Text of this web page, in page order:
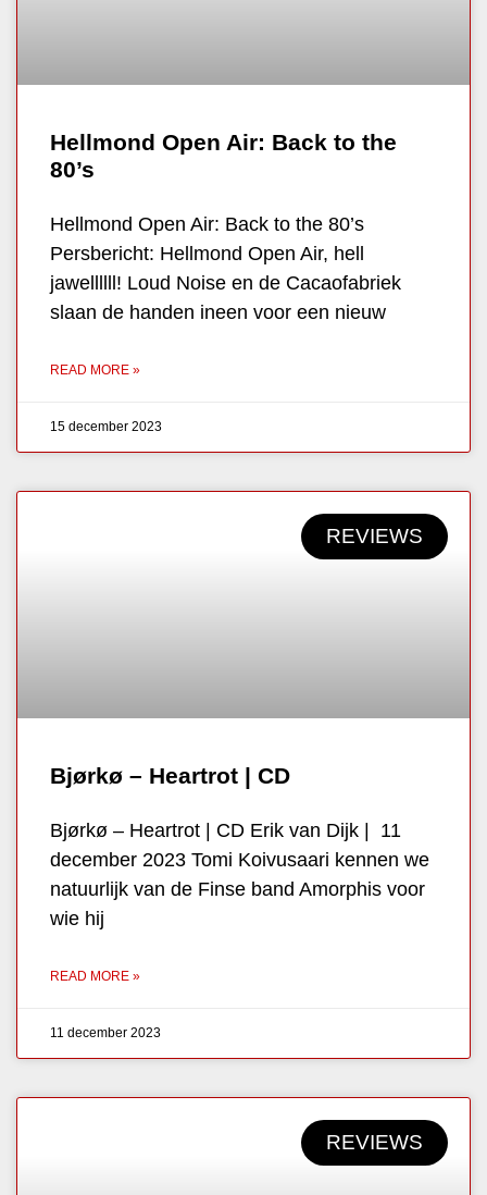
Hellmond Open Air: Back to the
80’s
Hellmond Open Air: Back to the 80’s
Persbericht: Hellmond Open Air, hell
jawellllll! Loud Noise en de Cacaofabriek
slaan de handen ineen voor een nieuw
READ MORE »
15 december 2023
REVIEWS
Bjørkø – Heartrot | CD
Bjørkø – Heartrot | CD Erik van Dijk | 11
december 2023 Tomi Koivusaari kennen we
natuurlijk van de Finse band Amorphis voor
wie hij
READ MORE »
11 december 2023
REVIEWS